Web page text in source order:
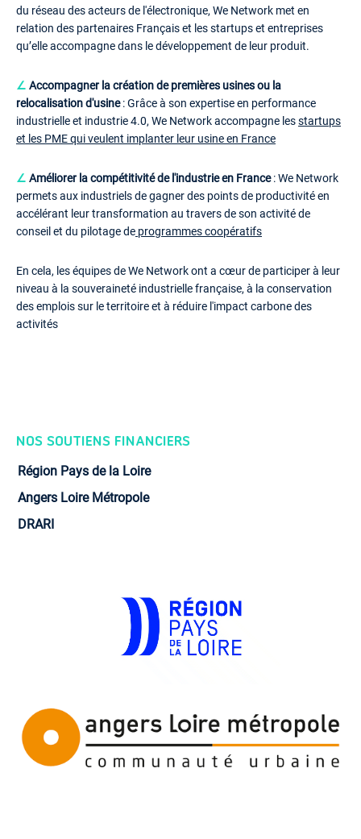
du réseau des acteurs de l'électronique, We Network met en
relation des partenaires Français et les startups et entreprises
qu’elle accompagne dans le développement de leur produit.
∠ Accompagner la création de premières usines ou la
relocalisation d'usine: Grâce à son expertise en performance
industrielle et industrie 4.0, We Network accompagne lesstartups
et les PME qui veulent implanter leur usine en France
∠ Améliorer la compétitivité de l'industrie en France: We Network
permets aux industriels de gagner des points de productivité en
accélérant leur transformation au travers de son activité de
conseil et du pilotage de programmes coopératifs
En cela, les équipes de We Network ont a cœur de participer à leur
niveau à la souveraineté industrielle française, à la conservation
des emplois sur le territoire et à réduire l'impact carbone des
activités
NOS SOUTIENS FINANCIERS
Région Pays de la Loire
Angers Loire Métropole
DRARI